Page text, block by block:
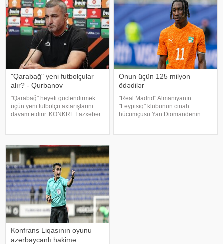
"Qarabağ" yeni futbolçular
alır? - Qurbanov
"Qarabağ" heyəti gücləndirmək
üçün yeni futbolçu axtarışlarını
davam etdirir. KONKRET.azxəbər
Konfrans Liqasını
Onun üçün 125 milyon
ödədilər
"Real Madrid" Almaniyanın
"Leyptsiq" klubunun cinah
hücumçusu Yan Diomandenin
Konfrans Liqasının oyunu
azərbaycanlı hakimə